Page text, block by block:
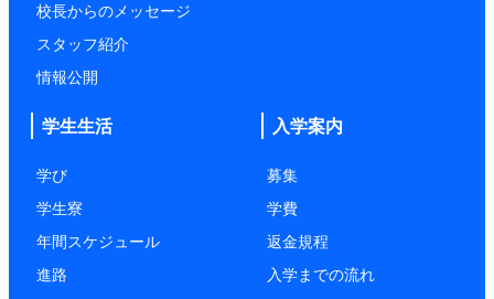
校長からのメッセージ
スタッフ紹介
情報公開
学生生活
学び
学生寮
年間スケジュール
進路
入学案内
募集
学費
返金規程
入学までの流れ